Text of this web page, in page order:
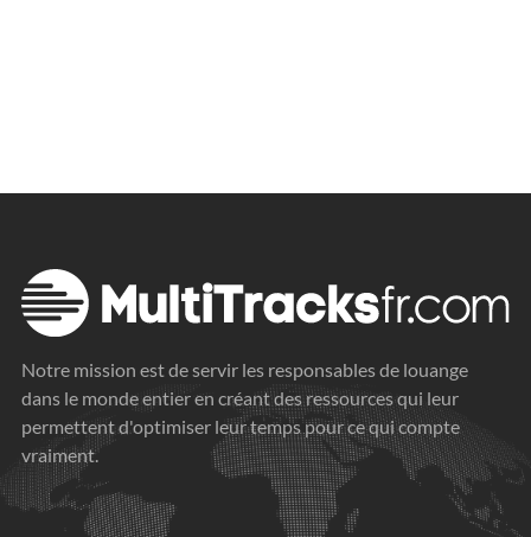
Notre mission est de servir les responsables de louange
dans le monde entier en créant des ressources qui leur
permettent d'optimiser leur temps pour ce qui compte
vraiment.